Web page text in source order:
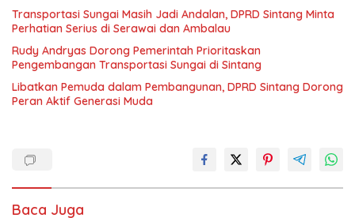
Transportasi Sungai Masih Jadi Andalan, DPRD Sintang Minta
Perhatian Serius di Serawai dan Ambalau
Rudy Andryas Dorong Pemerintah Prioritaskan
Pengembangan Transportasi Sungai di Sintang
Libatkan Pemuda dalam Pembangunan, DPRD Sintang Dorong
Peran Aktif Generasi Muda
Baca Juga